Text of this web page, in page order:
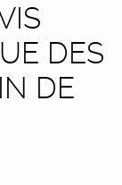
DES
DE